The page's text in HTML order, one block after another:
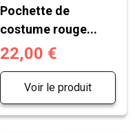
Pochette de
costume rouge...
22,00 €
Voir le produit